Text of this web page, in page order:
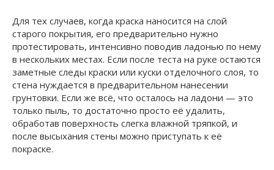
Для тех случаев, когда краска наносится на слой
старого покрытия, его предварительно нужно
протестировать, интенсивно поводив ладонью по нему
в нескольких местах. Если после теста на руке остаются
заметные следы краски или куски отделочного слоя, то
стена нуждается в предварительном нанесении
грунтовки. Если же всё, что осталось на ладони — это
только пыль, то достаточно просто её удалить,
обработав поверхность слегка влажной тряпкой, и
после высыхания стены можно приступать к её
покраске.